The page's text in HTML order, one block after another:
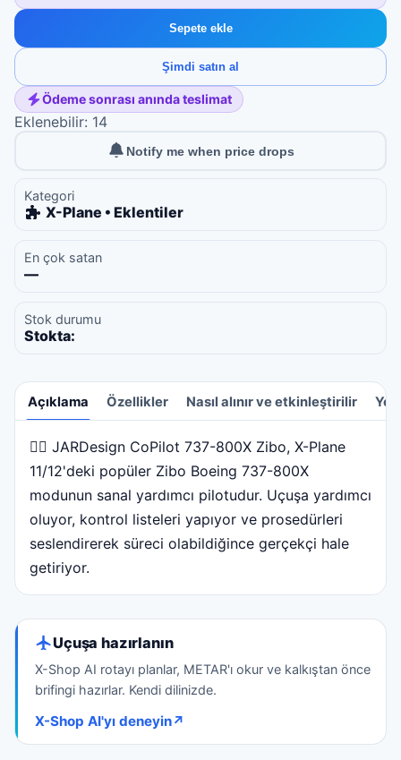
Sepete ekle
Şimdi satın al
Ödeme sonrası anında teslimat
Eklenebilir: 14
Notify me when price drops
Kategori
X-Plane • Eklentiler
En çok satan
—
Stok durumu
Stokta:
Açıklama Özellikler Nasıl alınır ve etkinleştirilir
Açıklama
🧑‍✈️ JARDesign CoPilot 737-800X Zibo, X-Plane
11/12'deki popüler Zibo Boeing 737-800X
modunun sanal yardımcı pilotudur. Uçuşa yardımcı
oluyor, kontrol listeleri yapıyor ve prosedürleri
seslendirerek süreci olabildiğince gerçekçi hale
getiriyor.
Uçuşa hazırlanın
X-Shop AI rotayı planlar, METAR'ı okur ve kalkıştan önce
brifingi hazırlar. Kendi dilinizde.
X-Shop AI'yı deneyin↗